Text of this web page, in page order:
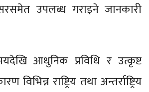
उपलब्ध गराइने जानकारी
आधुनिक प्रविधि र उत्कृष्ट
विभिन्न राष्ट्रिय तथा अन्तर्राष्ट्रिय